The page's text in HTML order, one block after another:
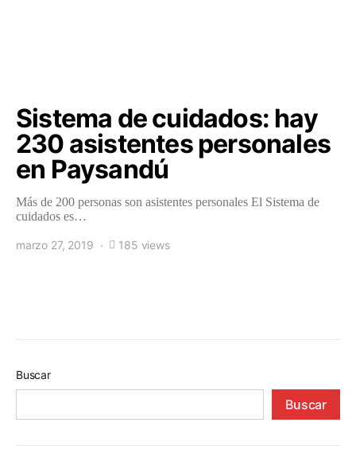
Sistema de cuidados: hay
230 asistentes personales
en Paysandú
Más de 200 personas son asistentes personales El Sistema de
cuidados es…
marzo 27, 2019 185 views
Buscar
Buscar